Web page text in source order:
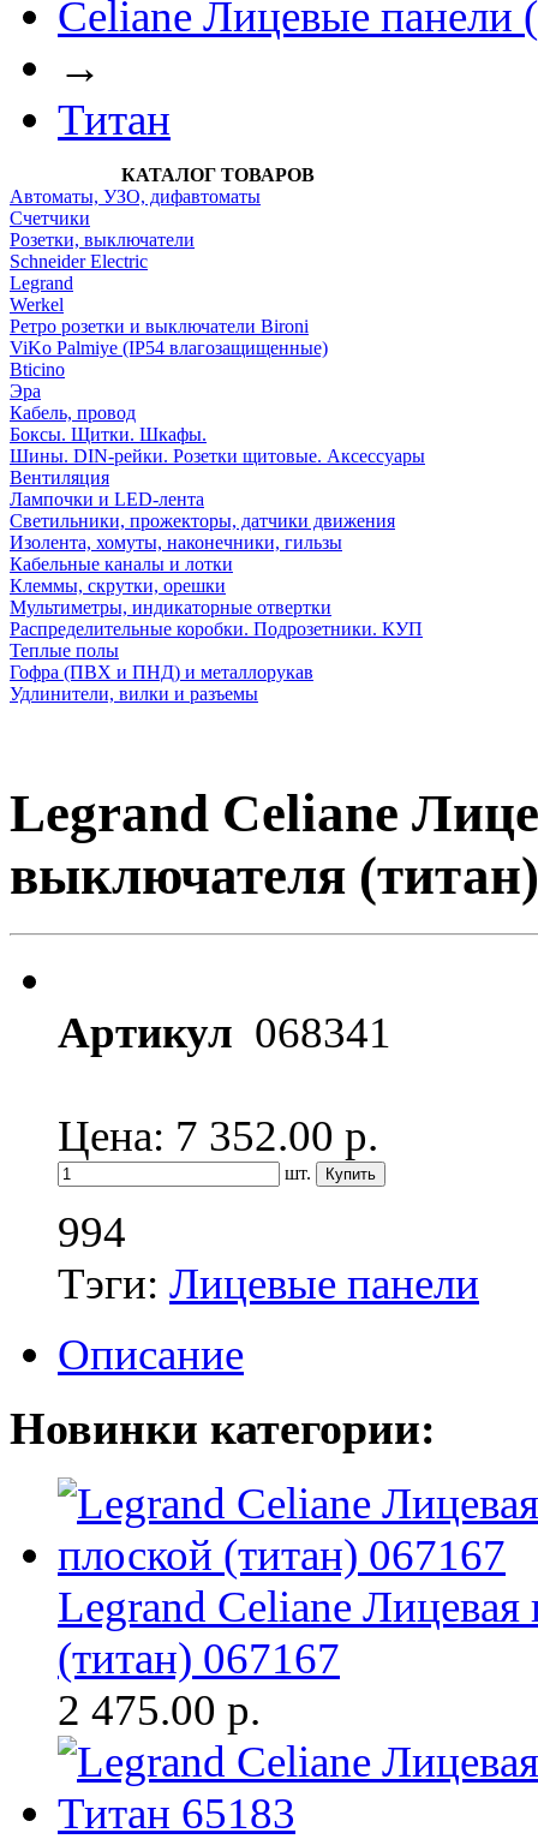
Celiane Лицевые панели
→
Титан
КАТАЛОГ ТОВАРОВ
Автоматы, УЗО, дифавтоматы
Счетчики
Розетки, выключатели
Schneider Electric
Legrand
Werkel
Ретро розетки и выключатели Bironi
ViKo Palmiye (IP54 влагозащищенные)
Bticino
Эра
Кабель, провод
Боксы. Щитки. Шкафы.
Шины. DIN-рейки. Розетки щитовые. Аксессуары
Вентиляция
Лампочки и LED-лента
Светильники, прожекторы, датчики движения
Изолента, хомуты, наконечники, гильзы
Кабельные каналы и лотки
Клеммы, скрутки, орешки
Мультиметры, индикаторные отвертки
Распределительные коробки. Подрозетники. КУП
Теплые полы
Гофра (ПВХ и ПНД) и металлорукав
Удлинители, вилки и разъемы
Legrand Celiane
выключателя (титан)
Артикул 068341
Цена: 7 352.00 р.
шт.
994
Тэги: Лицевые панели
Описание
Новинки категории:
Legrand Celiane Лицевая
(титан) 067167
2 475.00 р.